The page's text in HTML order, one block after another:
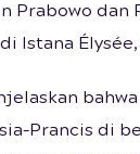
Prabowo dan
Istana
di